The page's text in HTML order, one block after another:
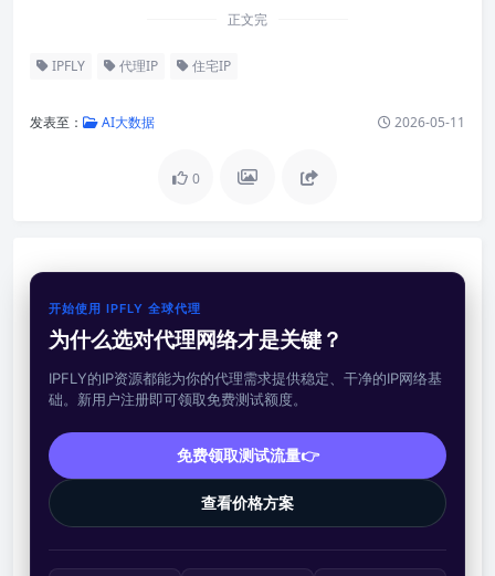
正文完
IPFLY 代理IP 住宅IP
发表至： AI大数据 2026-05-11
0
开始使用 IPFLY 全球代理
为什么选对代理网络才是关键？
IPFLY的IP资源都能为你的代理需求提供稳定、干净的IP网络基
础。新用户注册即可领取免费测试额度。
免费领取测试流量👉
查看价格方案